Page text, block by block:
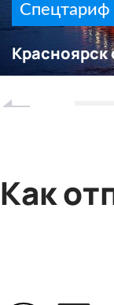
Спецтариф
Красноярск
Как